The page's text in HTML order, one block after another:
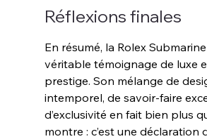
Réflexions finales
En résumé, la Rolex
véritable témoignage de luxe
prestige. Son mélange de
intemporel, de savoir-faire
d’exclusivité en fait bien plus
montre : c’est une déclaration